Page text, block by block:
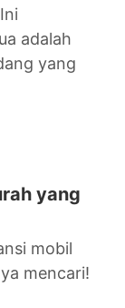
adalah
yang
yang
mobil
mencari!